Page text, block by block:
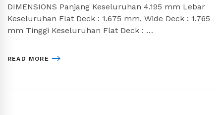
DIMENSIONS Panjang Keseluruhan 4.195 mm Lebar
Keseluruhan Flat Deck : 1.675 mm, Wide Deck : 1.765
mm Tinggi Keseluruhan Flat Deck : …
READ MORE